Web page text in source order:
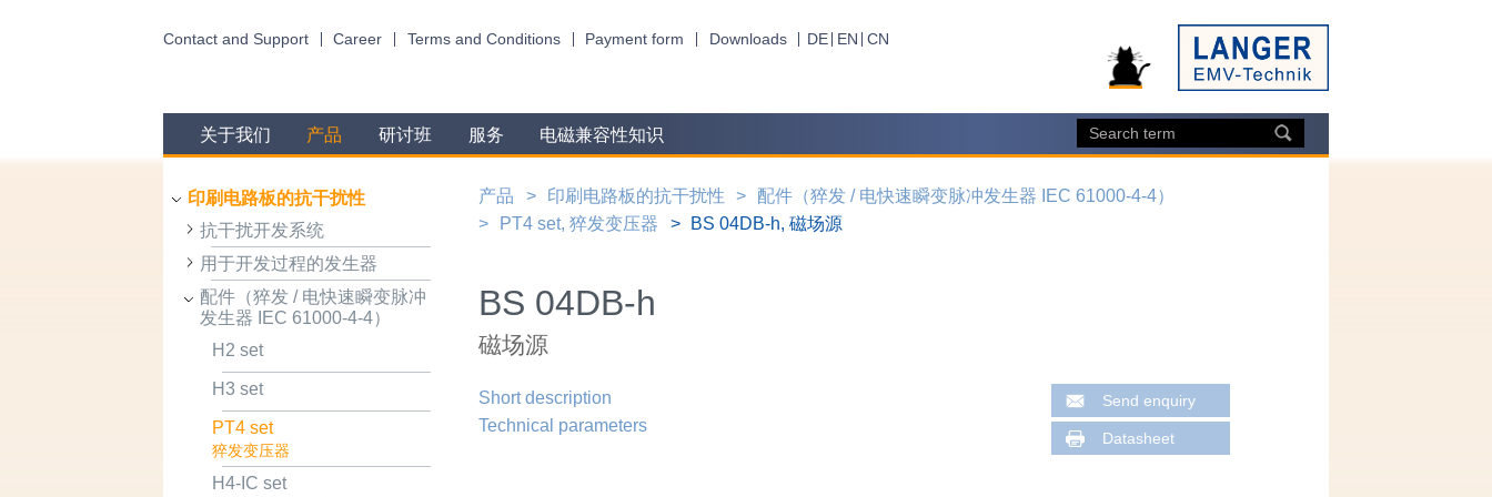
Contact and Support Career Terms and Conditions Payment form Downloads DE EN CN
关于我们 产品 研讨班 服务 电磁兼容性知识
印刷电路板的抗干扰性
抗干扰开发系统
用于开发过程的发生器
配件（猝发 / 电快速瞬变脉冲
发生器 IEC 61000-4-4）
H2 set
H3 set
PT4 set
猝发变压器
H4-IC set
产品 印刷电路板的抗干扰性
配件（猝发 / 电快速瞬变脉冲发生器 IEC 61000-4-4）
PT4 set, 猝发变压器
BS 04DB-h, 磁场源
BS 04DB-h
磁场源
Short description
Technical parameters
Send enquiry
Datasheet